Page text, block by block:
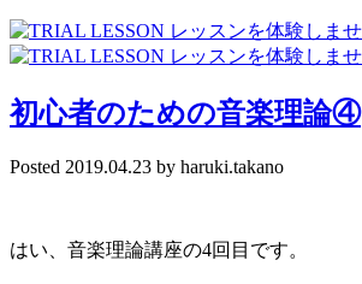
初心者のための音楽理論④
Posted 2019.04.23 by haruki.takano
はい、音楽理論講座の4回目です。